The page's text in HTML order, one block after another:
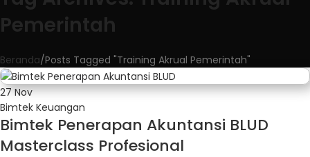
Pemerintah
Beranda Posts Tagged "Training Akrual Pemerintah"
27Nov
Bimtek Keuangan
Bimtek Penerapan Akuntansi BLUD
Masterclass Profesional